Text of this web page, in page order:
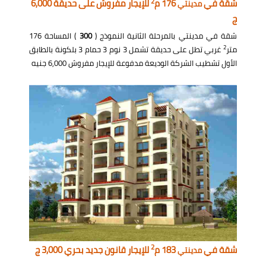
مدينتي
ج
شقة في مدينتي بالمرحلة الثانية النموذج (300
) المساحة 176
متر2
غربي تطل على حديقة تشمل 3 نوم 3 حمام 3 بلكونة بالطابق
الأول تشطيب الشركة الوديعة مدفوعة للإيجار مفروش 6,000 جنيه
شقة فيمدينتي 2للإيجار قانون جديد بحري 3,000 ج